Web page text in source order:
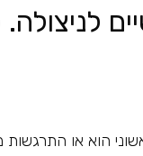
הוא או